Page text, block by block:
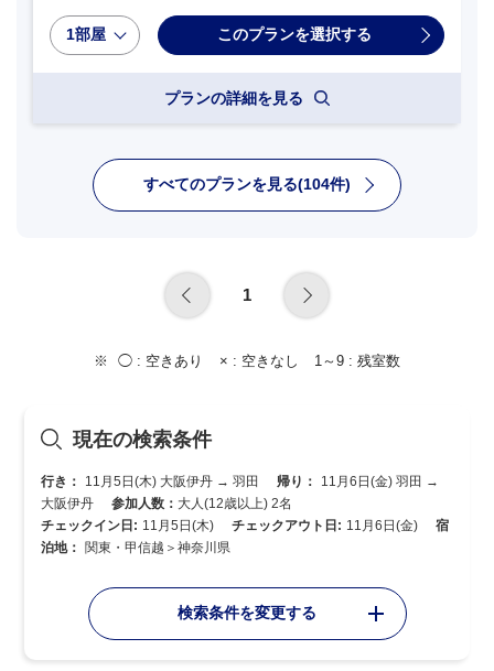
1部屋
プランの詳細を見る
すべてのプランを見る(104件)
1
◯ : 空きあり × : 空きなし 1～9 : 残室数
現在の検索条件
行き： 11月5日(木) 大阪伊丹 → 羽田 帰り：
11月6日(金) 羽田 →
大阪伊丹
参加人数： 大人(12歳以上) 2名
チェックイン日: 11月5日(木) チェックアウト日: 11月6日(金)
宿
泊地：
関東・甲信越＞神奈川県
検索条件を変更する